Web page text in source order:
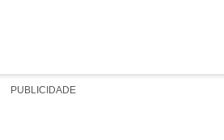
PUBLICIDADE